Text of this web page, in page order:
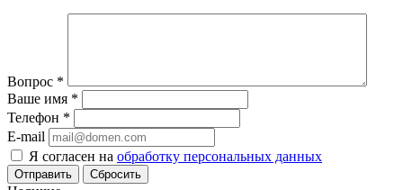
Вопрос *
Ваше имя *
Телефон *
E-mail
Я согласен на обработку персональных данных
Сбросить